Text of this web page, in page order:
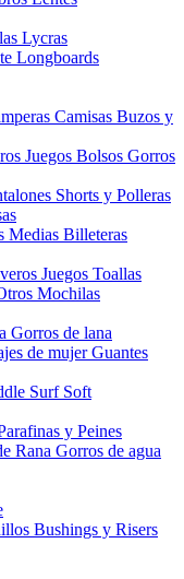
Lycras
Longboards
Camisas Buzos y
Juegos Bolsos Gorros
Shorts y Polleras
Medias Billeteras
Juegos Toallas
Mochilas
Gorros de lana
de mujerGuantes
Surf Soft
y Peines
Rana Gorros de agua
Bushings y Risers